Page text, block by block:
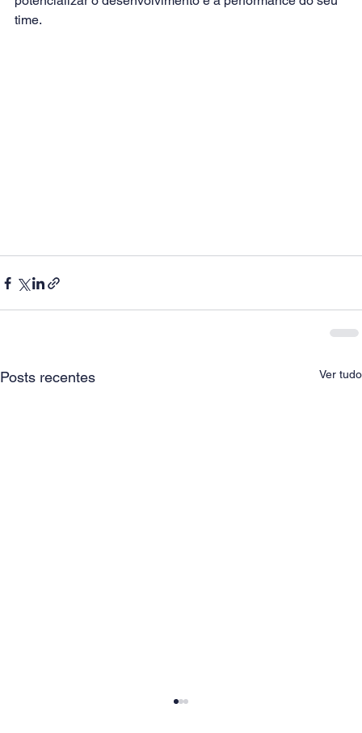
time.
Posts recentes Ver tudo